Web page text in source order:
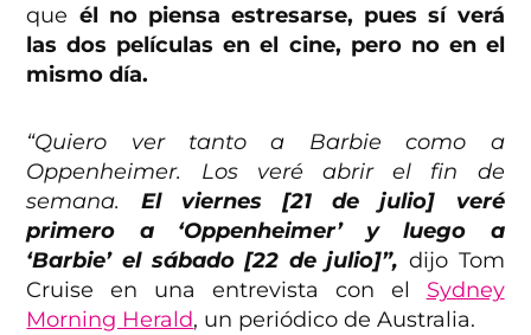
que él no piensa estresarse, pues sí verá
las dos películas en el cine, pero no en el
mismo día.
“Quiero ver tanto a Barbie como a
Oppenheimer. Los veré abrir el fin de
semana. El viernes [21 de julio] veré
primero a ‘Oppenheimer’ y luego a
‘Barbie’ el sábado [22 de julio]”, dijo Tom
Cruise en una entrevista con el Sydney
Morning Herald, un periódico de Australia.